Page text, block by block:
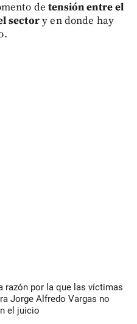
detensión entre el
sectory en donde hay
razón por la que las víctimas
Jorge Alfredo Vargas no
el juicio